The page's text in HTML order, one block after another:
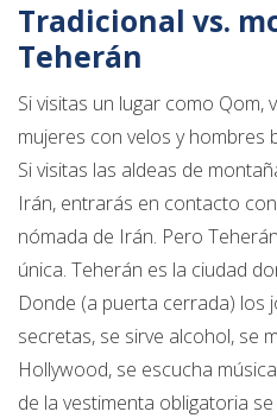
Tradicional vs.
Teherán
Si visitas un lugar como Qom,
mujeres con velos y hombres
Si visitas las aldeas de
Irán, entrarás en contacto
nómada de Irán. Pero
única. Teherán es la ciudad
Donde (a puerta cerrada) los
secretas, se sirve alcohol, se
Hollywood, se escucha
de la vestimenta obligatoria